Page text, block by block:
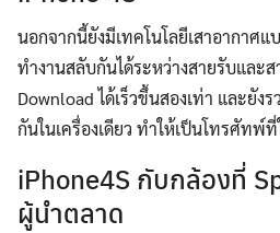
นอกจากนี้ยังมีเทคโนโลยีเสาอากาศ
ทำงานสลับกันได้ระหว่างสายรับแล
Download ได้เร็วขึ้นสองเท่า และยังร
กันในเครื่องเดียว ทำให้เป็นโทรศัทพ์
iPhone4S กับกล้องที่
ผู้นำตลาด